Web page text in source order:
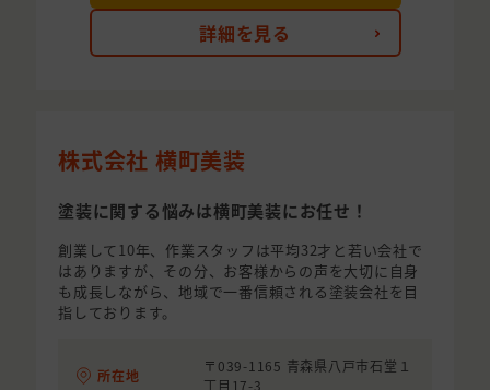
詳細を見る
株式会社 横町美装
塗装に関する悩みは横町美装にお任せ！
創業して10年、作業スタッフは平均32才と若い会社で
はありますが、その分、お客様からの声を大切に自身
も成長しながら、地域で一番信頼される塗装会社を目
指しております。
所在地
〒039-1165 青森県八戸市石堂１
丁目17-3